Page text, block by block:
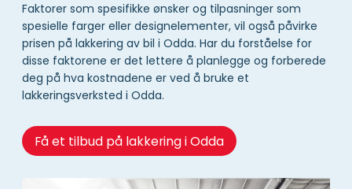
Faktorer som spesifikke ønsker og tilpasninger som
spesielle farger eller designelementer, vil også påvirke
prisen på lakkering av bil i Odda. Har du forståelse for
disse faktorene er det lettere å planlegge og forberede
deg på hva kostnadene er ved å bruke et
lakkeringsverksted i Odda.
Få et tilbud på lakkering i Odda